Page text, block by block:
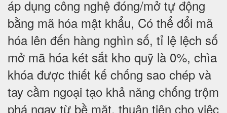
áp dụng công nghệ đóng/mở tự động
bằng mã hóa mật khẩu, Có thể đổi mã
hóa lên đến hàng nghìn số, tỉ lệ lệch số
mở mã hóa két sắt kho quỹ là 0%, chìa
khóa được thiết kế chống sao chép và
tay cầm ngoại tạo khả năng chống trộm
phá ngay từ bề mặt, thuận tiện cho việc